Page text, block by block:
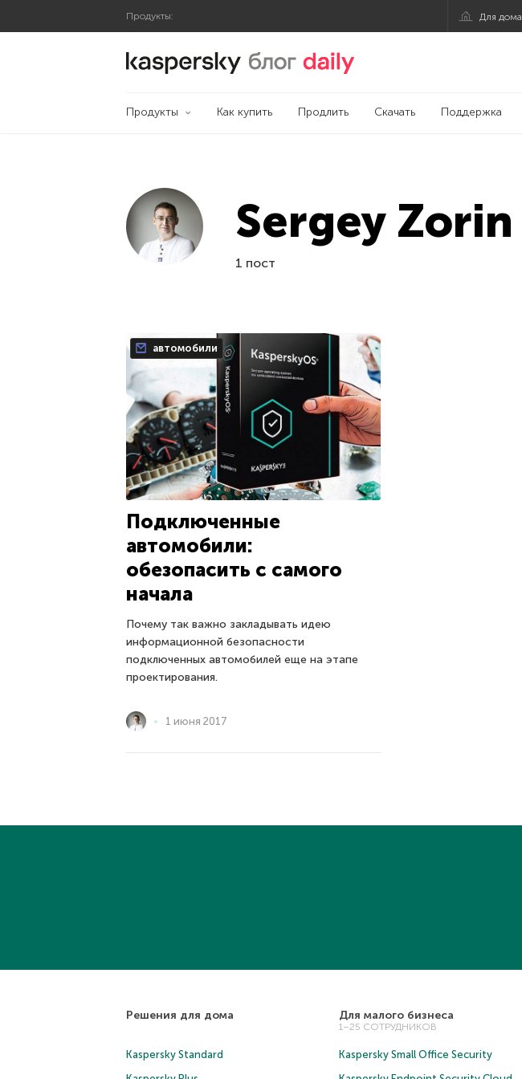
Продукты: Для дома
Блог Касперского
Продукты Как купить Продлить Скачать Поддержка
Sergey Zorin
1 пост
автомобили
Подключенные
автомобили:
обезопасить с самого
начала
Почему так важно закладывать идею
информационной безопасности
подключенных автомобилей еще на этапе
проектирования.
1 июня 2017
Решения для дома
Kaspersky Standard
Для малого бизнеса
1–25 СОТРУДНИКОВ
Kaspersky Small Office Security